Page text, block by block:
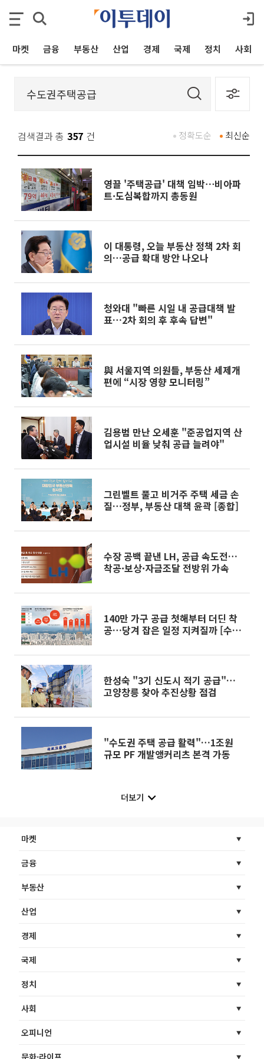
마켓 금융 부동산 산업 경제 국제 정치 사회
검색결과 총 357 건 최신순
정확도순
영끌 '주택공급' 대책 임박⋯비아파
트·도심복합까지 총동원
이 대통령, 오늘 부동산 정책 2차 회
의…공급 확대 방안 나오나
청와대 "빠른 시일 내 공급대책 발
표…2차 회의 후 후속 답변"
與 서울지역 의원들, 부동산 세제개
편에 “시장 영향 모니터링”
김용범 만난 오세훈 "준공업지역 산
업시설 비율 낮춰 공급 늘려야"
그린벨트 풀고 비거주 주택 세금 손
질…정부, 부동산 대책 윤곽 [종합]
수장 공백 끝낸 LH, 공급 속도전…
착공·보상·자금조달 전방위 가속
140만 가구 공급 첫해부터 더딘 착
공…당겨 잡은 일정 지켜질까 [수요
한성숙 "3기 신도시 적기 공급"…
고양창릉 찾아 추진상황 점검
"수도권 주택 공급 활력"…1조원
규모 PF 개발앵커리츠 본격 가동
더보기
마켓
금융
부동산
산업
경제
국제
정치
사회
오피니언
문화·라이프